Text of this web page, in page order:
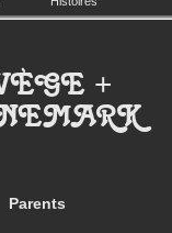
+
Parents